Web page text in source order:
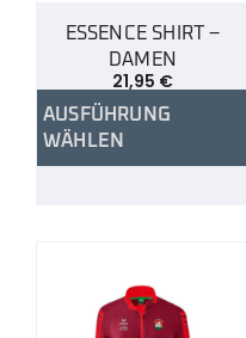
ESSENCE SHIRT –
DAMEN
21,95 €
AUSFÜHRUNG
WÄHLEN